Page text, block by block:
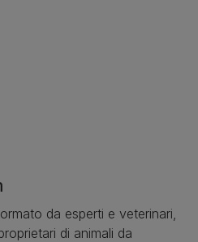
da esperti e veterinari,
di animali da